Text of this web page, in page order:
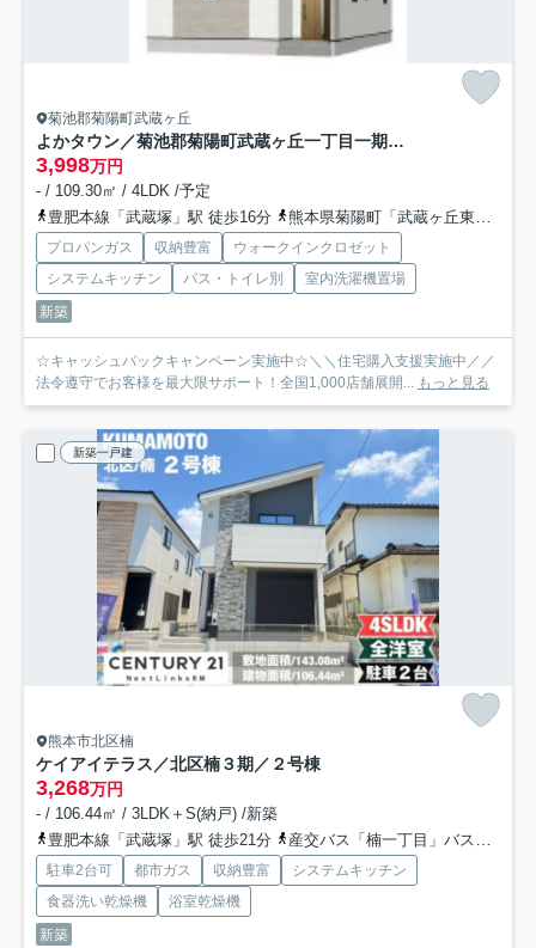
菊池郡菊陽町武蔵ヶ丘
よかタウン／菊池郡菊陽町武蔵ヶ丘一丁目一期／1号棟
3,998万円
- / 109.30㎡ / 4LDK /予定
豊肥本線「武蔵塚」駅 徒歩16分
熊本県菊陽町「武蔵ヶ丘東」バス停下車 徒歩3分
プロパンガス 収納豊富
ウォークインクロゼット
システムキッチン
バス・トイレ別
室内洗濯機置場
新築
☆キャッシュバックキャンペーン実施中☆＼＼住宅購入支援実施中／／
法令遵守でお客様を最大限サポート！全国1,000店舗展開...
もっと見る
新築一戸建
熊本市北区楠
ケイアイテラス／北区楠３期／２号棟
3,268万円
- / 106.44㎡ / 3LDK＋S(納戸) /新築
豊肥本線「武蔵塚」駅 徒歩21分
産交バス「楠一丁目」バス停下車 徒歩1分
駐車2台可 都市ガス 収納豊富
システムキッチン
食器洗い乾燥機
浴室乾燥機
新築